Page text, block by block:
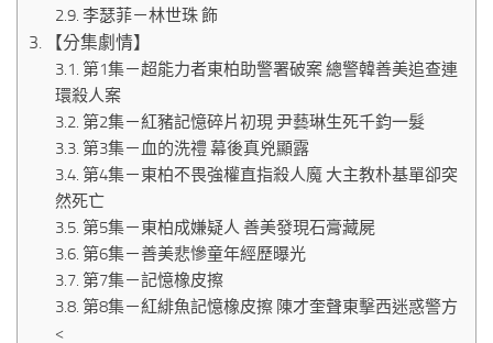
李瑟菲－林世珠 飾
【分集劇情】
第1集－超能力者東柏助警署破案 總警韓善美追查連
環殺人案
第2集－紅豬記憶碎片初現 尹藝琳生死千鈞一髮
第3集－血的洗禮 幕後真兇顯露
第4集－東柏不畏強權直指殺人魔 大主教朴基單卻突
然死亡
第5集－東柏成嫌疑人 善美發現石膏藏屍
第6集－善美悲慘童年經歷曝光
第7集－記憶橡皮擦
第8集－紅緋魚記憶橡皮擦 陳才奎聲東擊西迷惑警方
<